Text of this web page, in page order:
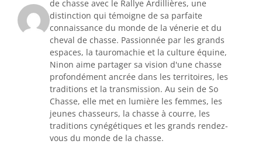
de chasse avec le Rallye Ardillières, une
distinction qui témoigne de sa parfaite
connaissance du monde de la vénerie et du
cheval de chasse. Passionnée par les grands
espaces, la tauromachie et la culture équine,
Ninon aime partager sa vision d'une chasse
profondément ancrée dans les territoires, les
traditions et la transmission. Au sein de So
Chasse, elle met en lumière les femmes, les
jeunes chasseurs, la chasse à courre, les
traditions cynégétiques et les grands rendez-
vous du monde de la chasse.